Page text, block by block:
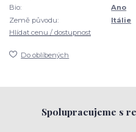
Bio:
Ano
Země původu:
Itálie
Hlídat cenu / dostupnost
Do oblíbených
Spolupracujeme s